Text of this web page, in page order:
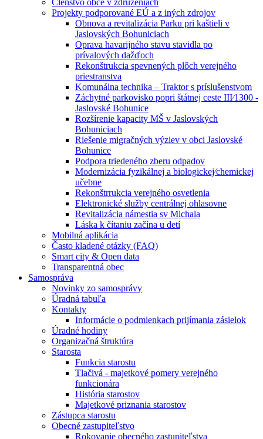
Členstvo obce v združeniach
Projekty podporované EÚ a z iných zdrojov
Obnova a revitalizácia Parku pri kaštieli v
Jaslovských Bohuniciach
Oprava havarijného stavu stavidla po
prívalových dažďoch
Rekonštrukcia spevnených plôch verejného
priestranstva
Komunálna technika – Traktor s príslušenstvom
Záchytné parkovisko popri štátnej ceste III⁄1300 -
Jaslovské Bohunice
Rozšírenie kapacity MŠ v Jaslovských
Bohuniciach
Riešenie migračných výziev v obci Jaslovské
Bohunice
Podpora triedeného zberu odpadov
Modernizácia fyzikálnej a biologickej⁄chemickej
učebne
Rekonštrrukcia verejného osvetlenia
Elektronické služby centrálnej ohlasovne
Revitalizácia námestia sv Michala
Láska k čítaniu začína u detí
Mobilná aplikácia
Často kladené otázky (FAQ)
Smart city & Open data
Transparentná obec
Samospráva
Novinky zo samosprávy
Úradná tabuľa
Kontakty
Informácie o podmienkach prijímania zásielok
Úradné hodiny
Organizačná štruktúra
Starosta
Funkcia starostu
Tlačivá - majetkové pomery verejného
funkcionára
História starostov
Majetkové priznania starostov
Zástupca starostu
Obecné zastupiteľstvo
Rokovanie obecného zastupiteľstva